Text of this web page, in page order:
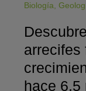
Biología,
arrecifes
hace 6,5